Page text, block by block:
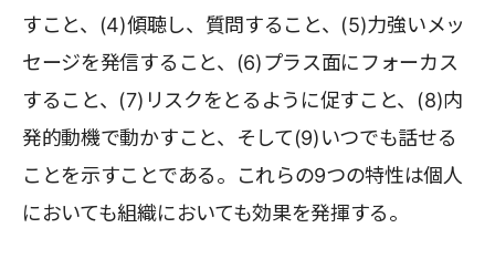
すこと、(4)傾聴し、質問すること、(5)力強いメッ
セージを発信すること、(6)プラス面にフォーカス
すること、(7)リスクをとるように促すこと、(8)内
発的動機で動かすこと、そして(9)いつでも話せる
ことを示すことである。これらの9つの特性は個人
においても組織においても効果を発揮する。